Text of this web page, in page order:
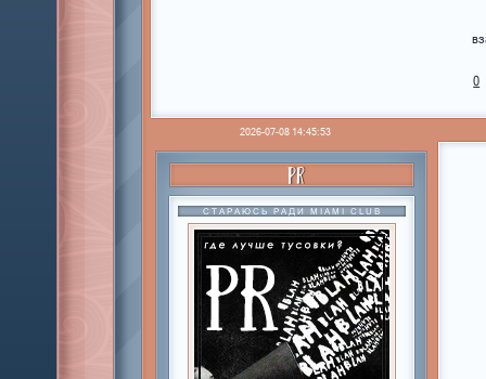
0
2026-07-08 14:45:53
PR
СТАРАЮСЬ РАДИ MIAMI CLUB